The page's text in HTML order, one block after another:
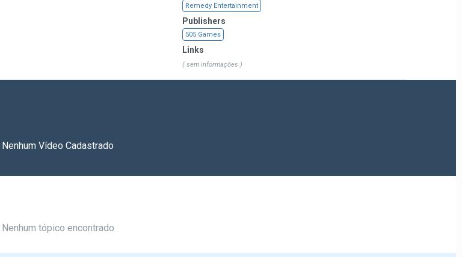
Remedy Entertainment
Publishers
505 Games
Links
( sem informações )
Nenhum Vídeo Cadastrado
Nenhum tópico encontrado